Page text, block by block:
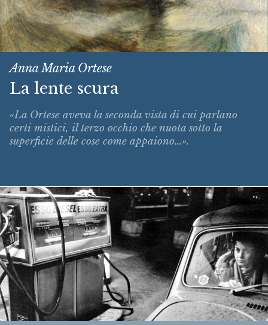
Anna Maria Ortese
La lente scura
«La Ortese aveva la seconda vista di cui parlano
certi mistici, il terzo occhio che nuota sotto la
superficie delle cose come appaiono...».